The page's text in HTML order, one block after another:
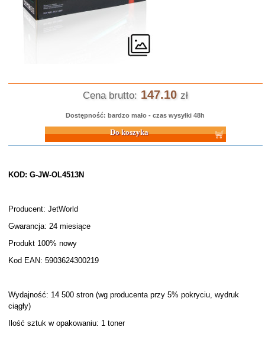
Cena brutto: 147.10 zł
Dostępność: bardzo mało - czas wysyłki 48h
Do koszyka
KOD: G-JW-OL4513N
Producent: JetWorld
Gwarancja: 24 miesiące
Produkt 100% nowy
Kod EAN: 5903624300219
Wydajność: 14 500 stron (wg producenta przy 5% pokryciu, wydruk
ciągły)
Ilość sztuk w opakowaniu: 1 toner